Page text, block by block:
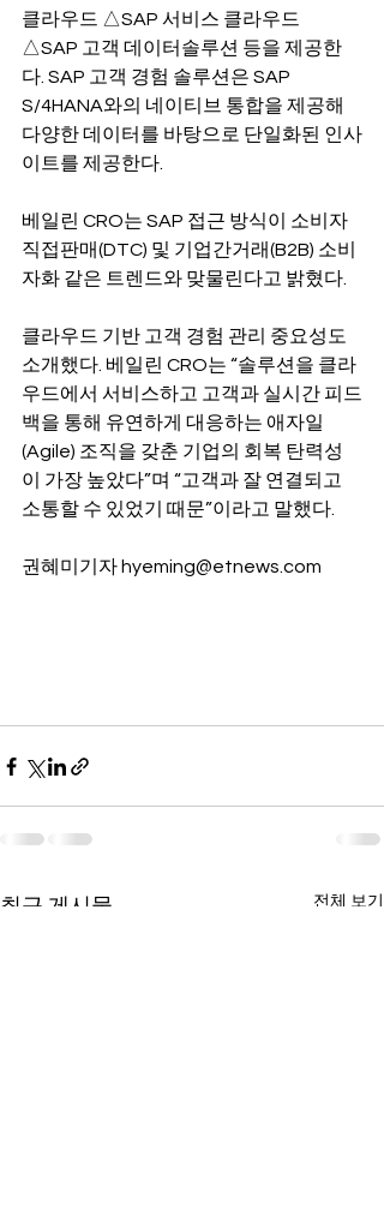
클라우드 △SAP 서비스 클라우드
△SAP 고객 데이터솔루션 등을 제공한
다. SAP 고객 경험 솔루션은 SAP
S/4HANA와의 네이티브 통합을 제공해
다양한 데이터를 바탕으로 단일화된 인사
이트를 제공한다.
베일린 CRO는 SAP 접근 방식이 소비자
직접판매(DTC) 및 기업간거래(B2B) 소비
자화 같은 트렌드와 맞물린다고 밝혔다.
클라우드 기반 고객 경험 관리 중요성도
소개했다. 베일린 CRO는 “솔루션을 클라
우드에서 서비스하고 고객과 실시간 피드
백을 통해 유연하게 대응하는 애자일
(Agile) 조직을 갖춘 기업의 회복 탄력성
이 가장 높았다”며 “고객과 잘 연결되고
소통할 수 있었기 때문”이라고 말했다.
권혜미기자 hyeming@etnews.com
최근 게시물 전체 보기